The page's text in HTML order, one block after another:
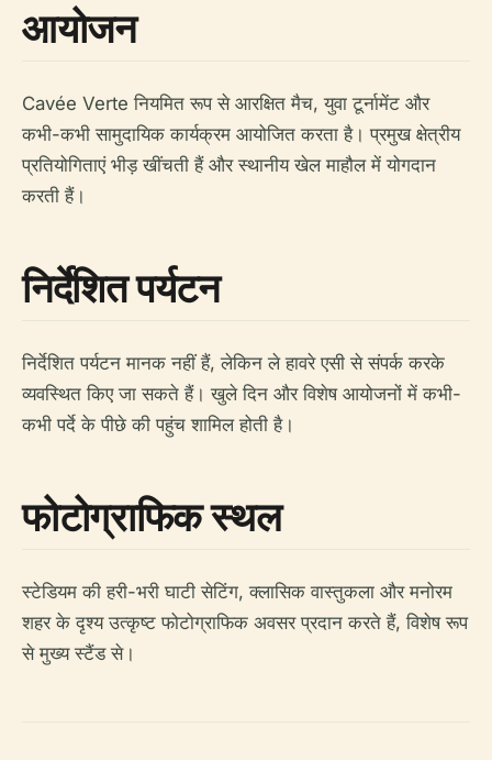
आयोजन
Cavée Verte नियमित रूप से आरक्षित मैच, युवा टूर्नामेंट और
कभी-कभी सामुदायिक कार्यक्रम आयोजित करता है। प्रमुख क्षेत्रीय
प्रतियोगिताएं भीड़ खींचती हैं और स्थानीय खेल माहौल में योगदान
करती हैं।
निर्देशित पर्यटन
निर्देशित पर्यटन मानक नहीं हैं, लेकिन ले हावरे एसी से संपर्क करके
व्यवस्थित किए जा सकते हैं। खुले दिन और विशेष आयोजनों में कभी-
कभी पर्दे के पीछे की पहुंच शामिल होती है।
फोटोग्राफिक स्थल
स्टेडियम की हरी-भरी घाटी सेटिंग, क्लासिक वास्तुकला और मनोरम
शहर के दृश्य उत्कृष्ट फोटोग्राफिक अवसर प्रदान करते हैं, विशेष रूप
से मुख्य स्टैंड से।